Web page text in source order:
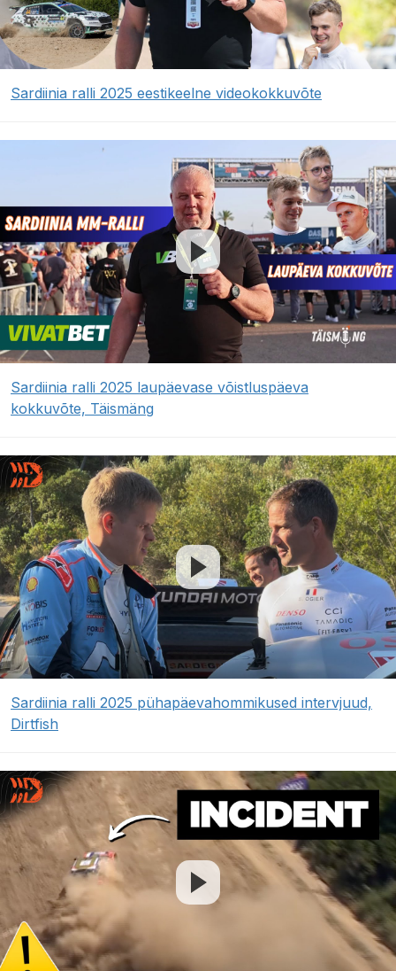
Sardiinia ralli 2025 eestikeelne videokokkuvõte
Sardiinia ralli 2025 laupäevase võistluspäeva
kokkuvõte, Täismäng
Sardiinia ralli 2025 pühapäevahommikused intervjuud,
Dirtfish